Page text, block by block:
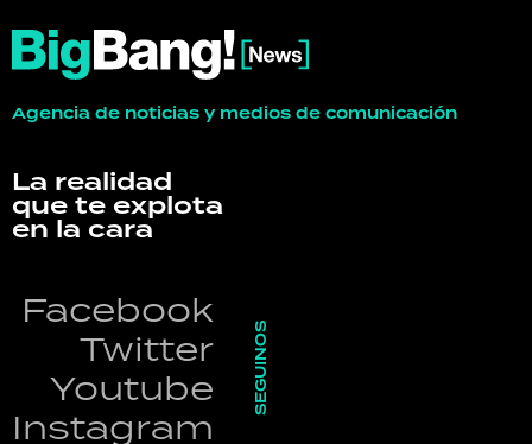
Agencia de noticias y medios de comunicación
La realidad
que te explota
en la cara
Facebook
Twitter
Youtube
Instagram
SEGUINOS